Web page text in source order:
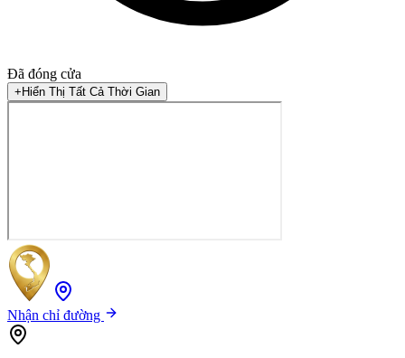
Đã đóng cửa
+Hiển Thị Tất Cả Thời Gian
Nhận chỉ đường